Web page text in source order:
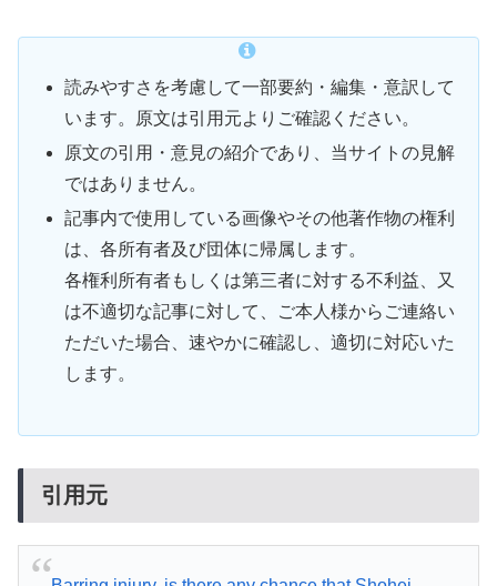
読みやすさを考慮して一部要約・編集・意訳して
います。原文は引用元よりご確認ください。
原文の引用・意見の紹介であり、当サイトの見解
ではありません。
記事内で使用している画像やその他著作物の権利
は、各所有者及び団体に帰属します。
各権利所有者もしくは第三者に対する不利益、又
は不適切な記事に対して、ご本人様からご連絡い
ただいた場合、速やかに確認し、適切に対応いた
します。
引用元